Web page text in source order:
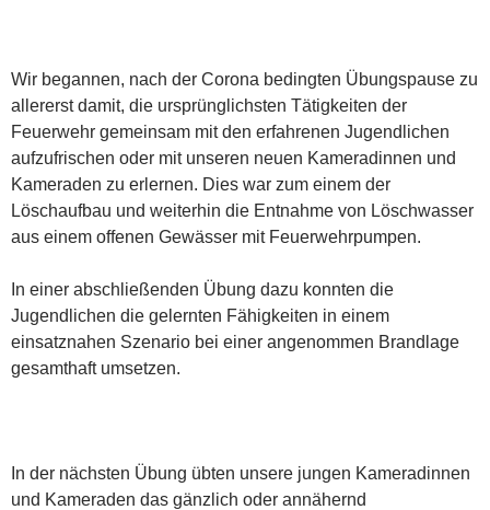
Wir begannen, nach der Corona bedingten Übungspause zu
allererst damit, die ursprünglichsten Tätigkeiten der
Feuerwehr gemeinsam mit den erfahrenen Jugendlichen
aufzufrischen oder mit unseren neuen Kameradinnen und
Kameraden zu erlernen. Dies war zum einem der
Löschaufbau und weiterhin die Entnahme von Löschwasser
aus einem offenen Gewässer mit Feuerwehrpumpen.
In einer abschließenden Übung dazu konnten die
Jugendlichen die gelernten Fähigkeiten in einem
einsatznahen Szenario bei einer angenommen Brandlage
gesamthaft umsetzen.
In der nächsten Übung übten unsere jungen Kameradinnen
und Kameraden das gänzlich oder annähernd